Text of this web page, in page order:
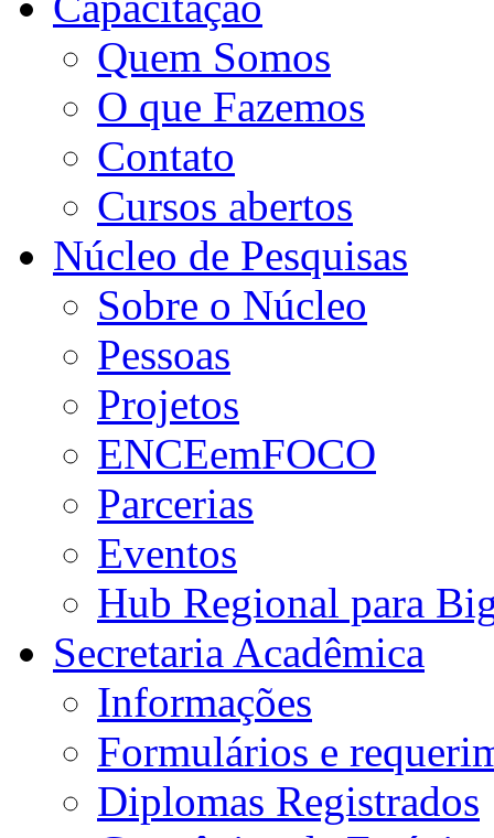
Quem Somos
O que Fazemos
Contato
Cursos abertos
Núcleo de Pesquisas
Sobre o Núcleo
Pessoas
Projetos
ENCEemFOCO
Parcerias
Eventos
Hub Regional para
Secretaria Acadêmica
Informações
Formulários e
Diplomas Registrados